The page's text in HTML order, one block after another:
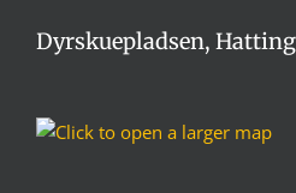
Dyrskuepladsen,